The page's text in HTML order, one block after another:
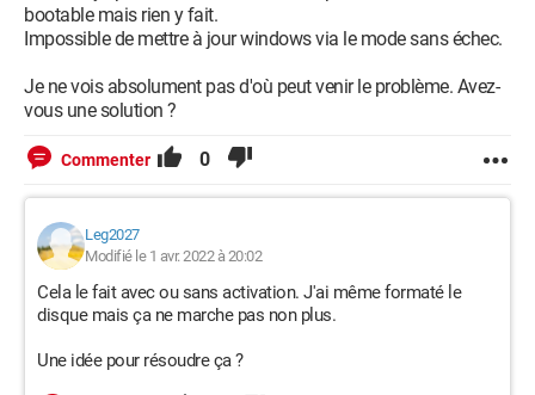
bootable mais rien y fait.
Impossible de mettre à jour windows via le mode sans échec.
Je ne vois absolument pas d'où peut venir le problème. Avez-
vous une solution ?
Commenter 0
Leg2027
Modifié le 1 avr. 2022 à 20:02
Cela le fait avec ou sans activation. J'ai même formaté le
disque mais ça ne marche pas non plus.
Une idée pour résoudre ça ?